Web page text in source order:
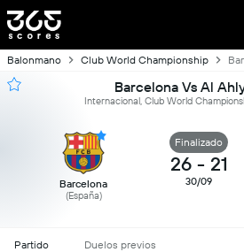
Balonmano Club World Championship
Barcelona Vs Al
Internacional, Club World
Barcelona
(España)
Finalizado
26 - 21
30/09
Partido Duelos previos